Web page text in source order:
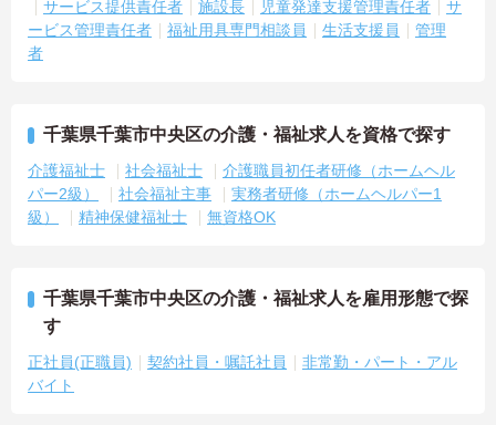
サービス提供責任者
施設長 児童発達支援管理責任者
サ
ービス管理責任者
福祉用具専門相談員 生活支援員
管理
者
千葉県千葉市中央区の介護・福祉求人を資格で探す
介護福祉士 社会福祉士
介護職員初任者研修（ホームヘル
パー2級）
社会福祉主事
実務者研修（ホームヘルパー1
級）
精神保健福祉士 無資格OK
千葉県千葉市中央区の介護・福祉求人を雇用形態で探
す
正社員(正職員) 契約社員・嘱託社員
非常勤・パート・アル
バイト